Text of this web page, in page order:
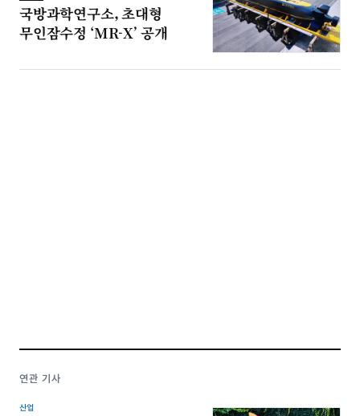
국방과학연구소, 초대형
무인잠수정 ‘MR-X’ 공개
연관 기사
산업